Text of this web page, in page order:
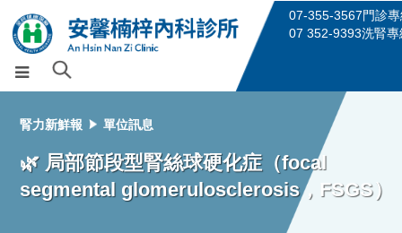
07-355-3567門診
07 352-9393洗腎專
腎力新鮮報 單位訊息
🌿 局部節段型腎絲球硬化症（focal
segmental glomerulosclerosis，FSGS）